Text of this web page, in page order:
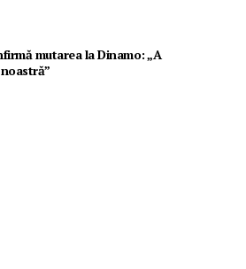
mutarea la Dinamo: „A